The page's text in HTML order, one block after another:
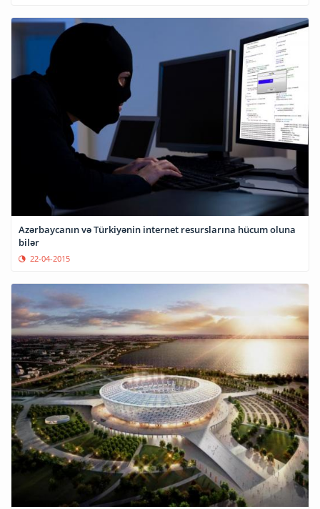
Azərbaycanın və Türkiyənin internet resurslarına hücum oluna
bilər
22-04-2015